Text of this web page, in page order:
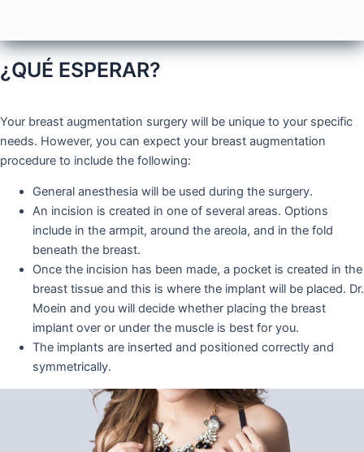
¿QUÉ ESPERAR?
Your breast augmentation surgery will be unique to your specific
needs. However, you can expect your breast augmentation
procedure to include the following:
General anesthesia will be used during the surgery.
An incision is created in one of several areas. Options
include in the armpit, around the areola, and in the fold
beneath the breast.
Once the incision has been made, a pocket is created in the
breast tissue and this is where the implant will be placed. Dr.
Moein and you will decide whether placing the breast
implant over or under the muscle is best for you.
The implants are inserted and positioned correctly and
symmetrically.